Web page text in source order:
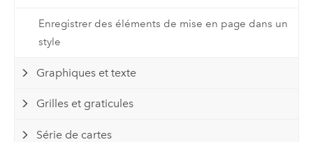
Enregistrer des éléments de mise en page dans un
style
Graphiques et texte
Grilles et graticules
Série de cartes